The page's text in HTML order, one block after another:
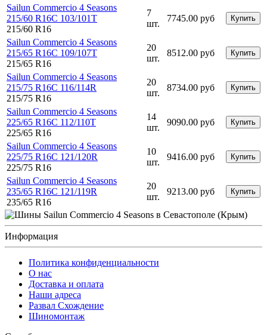
Sailun Commercio 4 Seasons
215/60 R16C 103/101T
215/60 R16
7
шт.
7745.00 руб Купить
Sailun Commercio 4 Seasons
215/65 R16C 109/107T
215/65 R16
20
шт.
8512.00 руб Купить
Sailun Commercio 4 Seasons
215/75 R16C 116/114R
215/75 R16
20
шт.
8734.00 руб Купить
Sailun Commercio 4 Seasons
225/65 R16C 112/110T
225/65 R16
14
шт.
9090.00 руб Купить
Sailun Commercio 4 Seasons
225/75 R16C 121/120R
225/75 R16
10
шт.
9416.00 руб Купить
Sailun Commercio 4 Seasons
235/65 R16C 121/119R
235/65 R16
20
шт.
9213.00 руб Купить
Информация
Политика конфиденциальности
O нас
Доставка и оплата
Наши адреса
Развал Схождение
Шиномонтаж